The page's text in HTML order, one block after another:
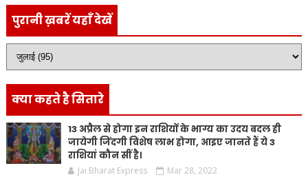
पुरानी ख़बरें यहाँ देखें
क्या कहते है सितारे
13 अप्रैल से होगा इन राशियों के भाग्य का उदय बदल ही
जायेगी जिंदगी विशेष लाभ होगा, आइए जानते हैं ये 3
राशियां कौन सीं है।
Jai Bharat Express Mar 28, 2022